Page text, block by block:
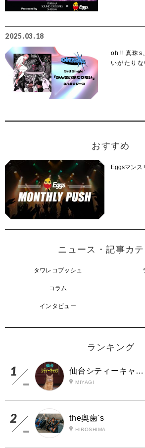
2025.03.18
oh!! 真珠s
いがたり
おすすめ
Eggsマン
ニュース・記事カテ
タワレコプッシュ
コラム
インタビュー
ランキング
仙台シティーキャッツ
MIYAGI
the奥歯's
HIROSHIMA